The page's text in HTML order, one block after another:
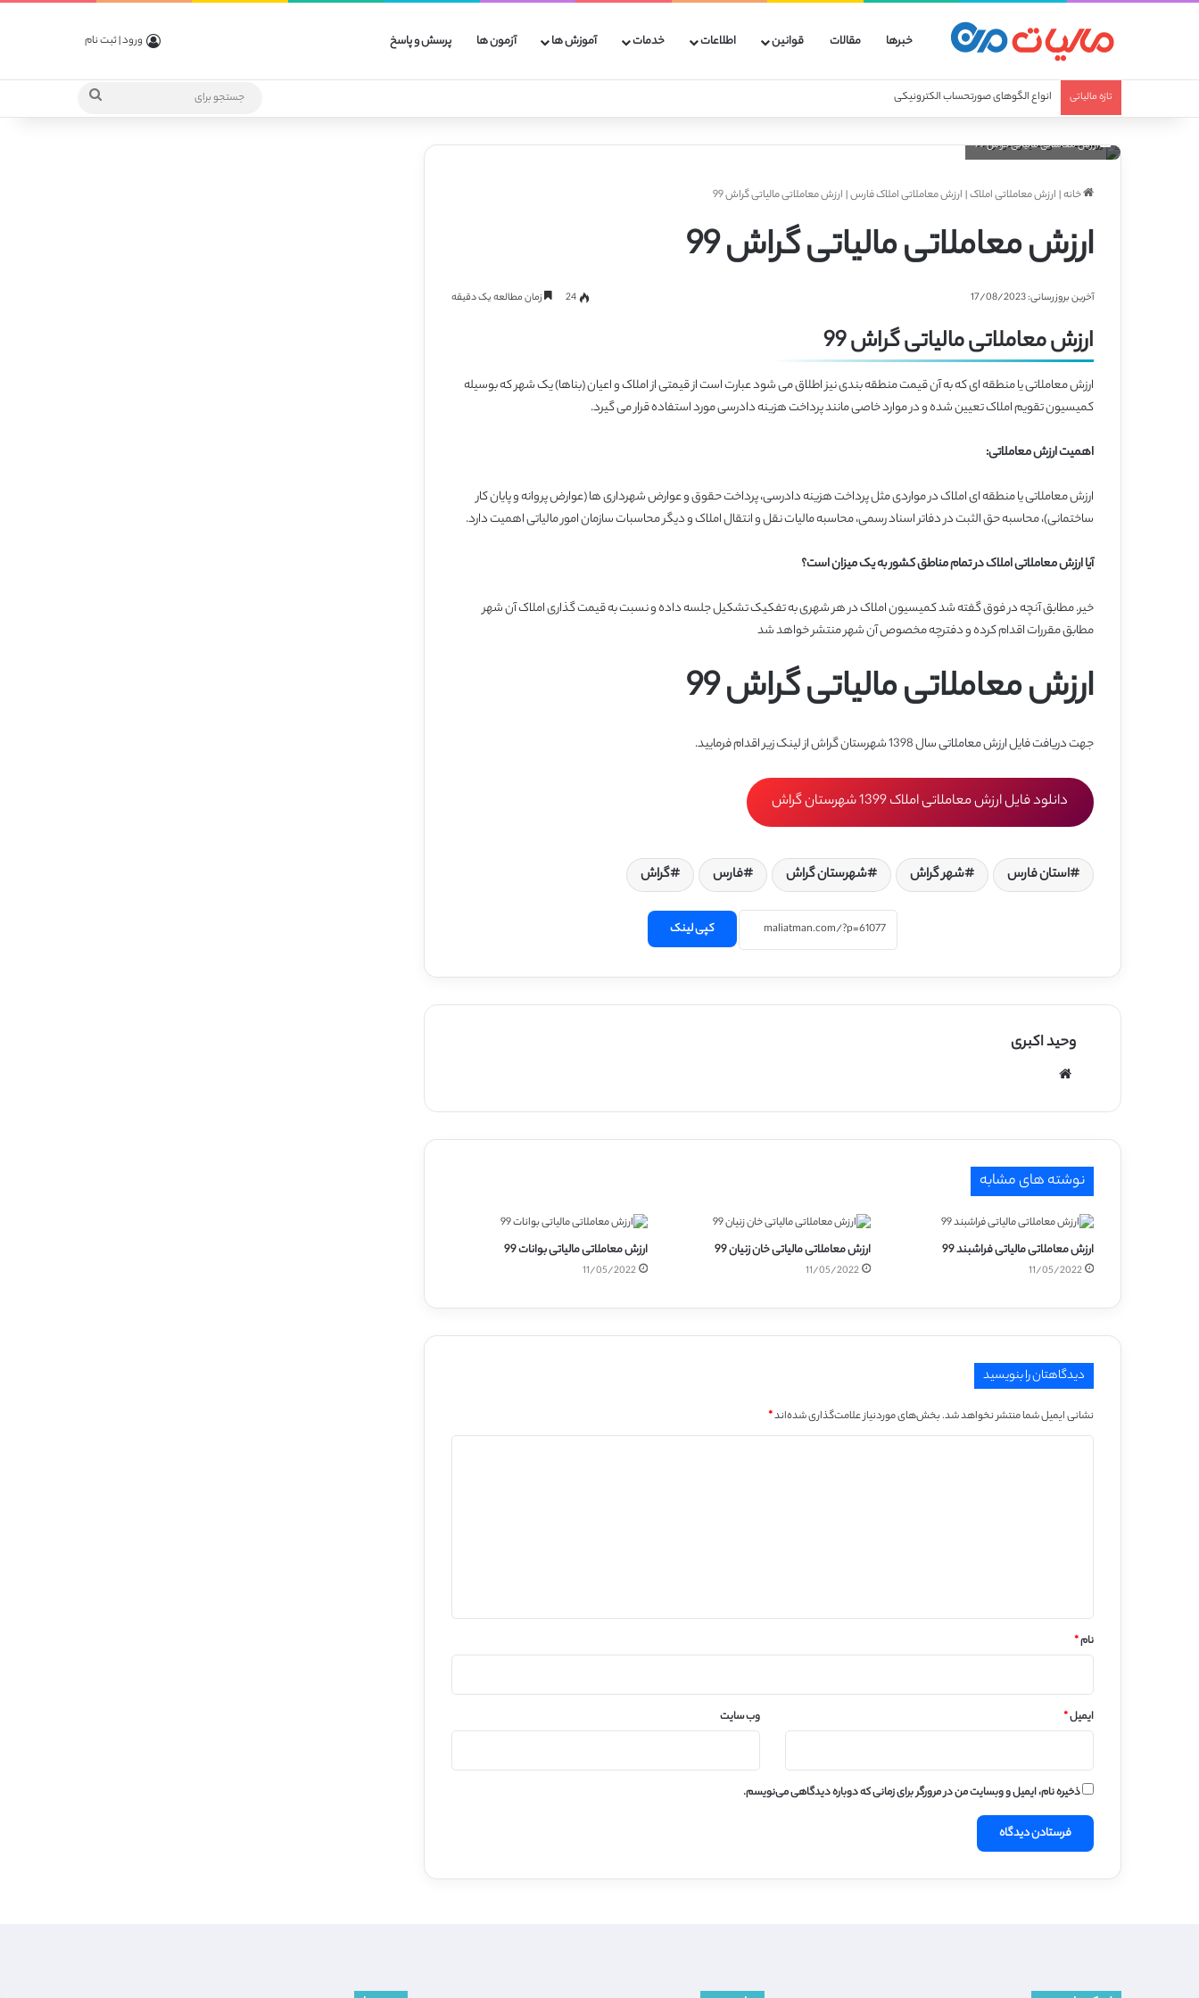
خبرها مقالات قوانین اطلاعات خدمات آموزش ها آزمون ها پرسش و پاسخ ورود | ثبت نام
تازه مالیاتی انواع الگوهای صورتحساب الکترونیکی
جستجو
ارزش معاملاتی مالیاتی گراش 99
خانه| ارزش معاملاتی املاک| ارزش معاملاتی املاک فارس| ارزش معاملاتی مالیاتی گراش 99
ارزش معاملاتی مالیاتی گراش 99
آخرین بروزرسانی: 17/08/2023 24 زمان مطالعه یک دقیقه
ارزش معاملاتی مالیاتی گراش 99
ارزش معاملاتی یا منطقه ای که به آن قیمت منطقه بندی نیز اطلاق می شود عبارت است از قیمتی از املاک و اعیان (بناها) یک شهر که بوسیله
کمیسیون تقویم املاک تعیین شده و در موارد خاصی مانند پرداخت هزینه دادرسی مورد استفاده قرار می گیرد.
اهمیت ارزش معاملاتی:
ارزش معاملاتی یا منطقه ای املاک در مواردی مثل پرداخت هزینه دادرسی، پرداخت حقوق و عوارض شهرداری ها (عوارض پروانه و پایان کار
ساختمانی)، محاسبه حق الثبت در دفاتر اسناد رسمی، محاسبه مالیات نقل و انتقال املاک و دیگر محاسبات سازمان امور مالیاتی اهمیت دارد.
آیا ارزش معاملاتی املاک در تماممناطق کشور به یک میزان است؟
خیر. مطابق آنچه در فوق گفته شد کمیسیون املاک در هر شهری به تفکیک تشکیل جلسه داده و نسبت به قیمت گذاری املاک آن شهر
مطابق مقررات اقدام کرده و دفترچه مخصوص آن شهر منتشر خواهد شد
ارزش معاملاتی مالیاتی گراش 99
جهت دریافت فایل ارزش معاملاتی سال 1398 شهرستان گراش از لینک زیر اقدام فرمایید.
دانلود فایل ارزش معاملاتی املاک 1399 شهرستان گراش
استان فارس شهر گراش شهرستان گراش فارس گراش
کپی لینک
وحید اکبری
نوشته های مشابه
ارزش معاملاتی مالیاتی فراشبند 99
11/05/2022
ارزش معاملاتی مالیاتی خان زنیان 99
11/05/2022
ارزش معاملاتی مالیاتی بوانات 99
11/05/2022
دیدگاهتان را بنویسید
نشانی ایمیل شما منتشر نخواهد شد.بخش‌های موردنیاز علامت‌گذاری شده‌اند*
نام*
ایمیل* وب‌ سایت
ذخیره نام، ایمیل و وبسایت من در مرورگر برای زمانی که دوباره دیدگاهی می‌نویسم.